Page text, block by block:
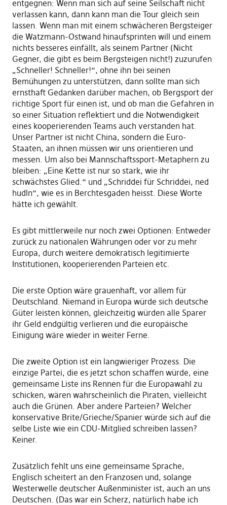
entgegnen: Wenn man sich auf seine Seilschaft nicht
verlassen kann, dann kann man die Tour gleich sein
lassen. Wenn man mit einem schwächeren Bergsteiger
die Watzmann-Ostwand hinaufsprinten will und einem
nichts besseres einfällt, als seinem Partner (Nicht
Gegner, die gibt es beim Bergsteigen nicht!) zuzurufen
„Schneller! Schneller!“, ohne ihn bei seinen
Bemühungen zu unterstützen, dann sollte man sich
ernsthaft Gedanken darüber machen, ob Bergsport der
richtige Sport für einen ist, und ob man die Gefahren in
so einer Situation reflektiert und die Notwendigkeit
eines kooperierenden Teams auch verstanden hat.
Unser Partner ist nicht China, sondern die Euro-
Staaten, an ihnen müssen wir uns orientieren und
messen. Um also bei Mannschaftssport-Metaphern zu
bleiben: „Eine Kette ist nur so stark, wie ihr
schwächstes Glied.“ und „Schriddei für Schriddei, ned
hudln“, wie es in Berchtesgaden heisst. Diese Worte
hätte ich gewählt.
Es gibt mittlerweile nur noch zwei Optionen: Entweder
zurück zu nationalen Währungen oder vor zu mehr
Europa, durch weitere demokratisch legitimierte
Institutionen, kooperierenden Parteien etc.
Die erste Option wäre grauenhaft, vor allem für
Deutschland. Niemand in Europa würde sich deutsche
Güter leisten können, gleichzeitig würden alle Sparer
ihr Geld endgültig verlieren und die europäische
Einigung wäre wieder in weiter Ferne.
Die zweite Option ist ein langwieriger Prozess. Die
einzige Partei, die es jetzt schon schaffen würde, eine
gemeinsame Liste ins Rennen für die Europawahl zu
schicken, wären wahrscheinlich die Piraten, vielleicht
auch die Grünen. Aber andere Parteien? Welcher
konservative Brite/Grieche/Spanier würde sich auf die
selbe Liste wie ein CDU-Mitglied schreiben lassen?
Keiner.
Zusätzlich fehlt uns eine gemeinsame Sprache,
Englisch scheitert an den Franzosen und, solange
Westerwelle deutscher Außenminister ist, auch an uns
Deutschen. (Das war ein Scherz, natürlich habe ich